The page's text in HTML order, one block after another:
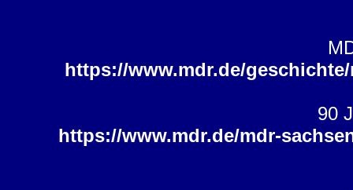
https://www.mdr.de/
90
https://www.mdr.de/mdr-